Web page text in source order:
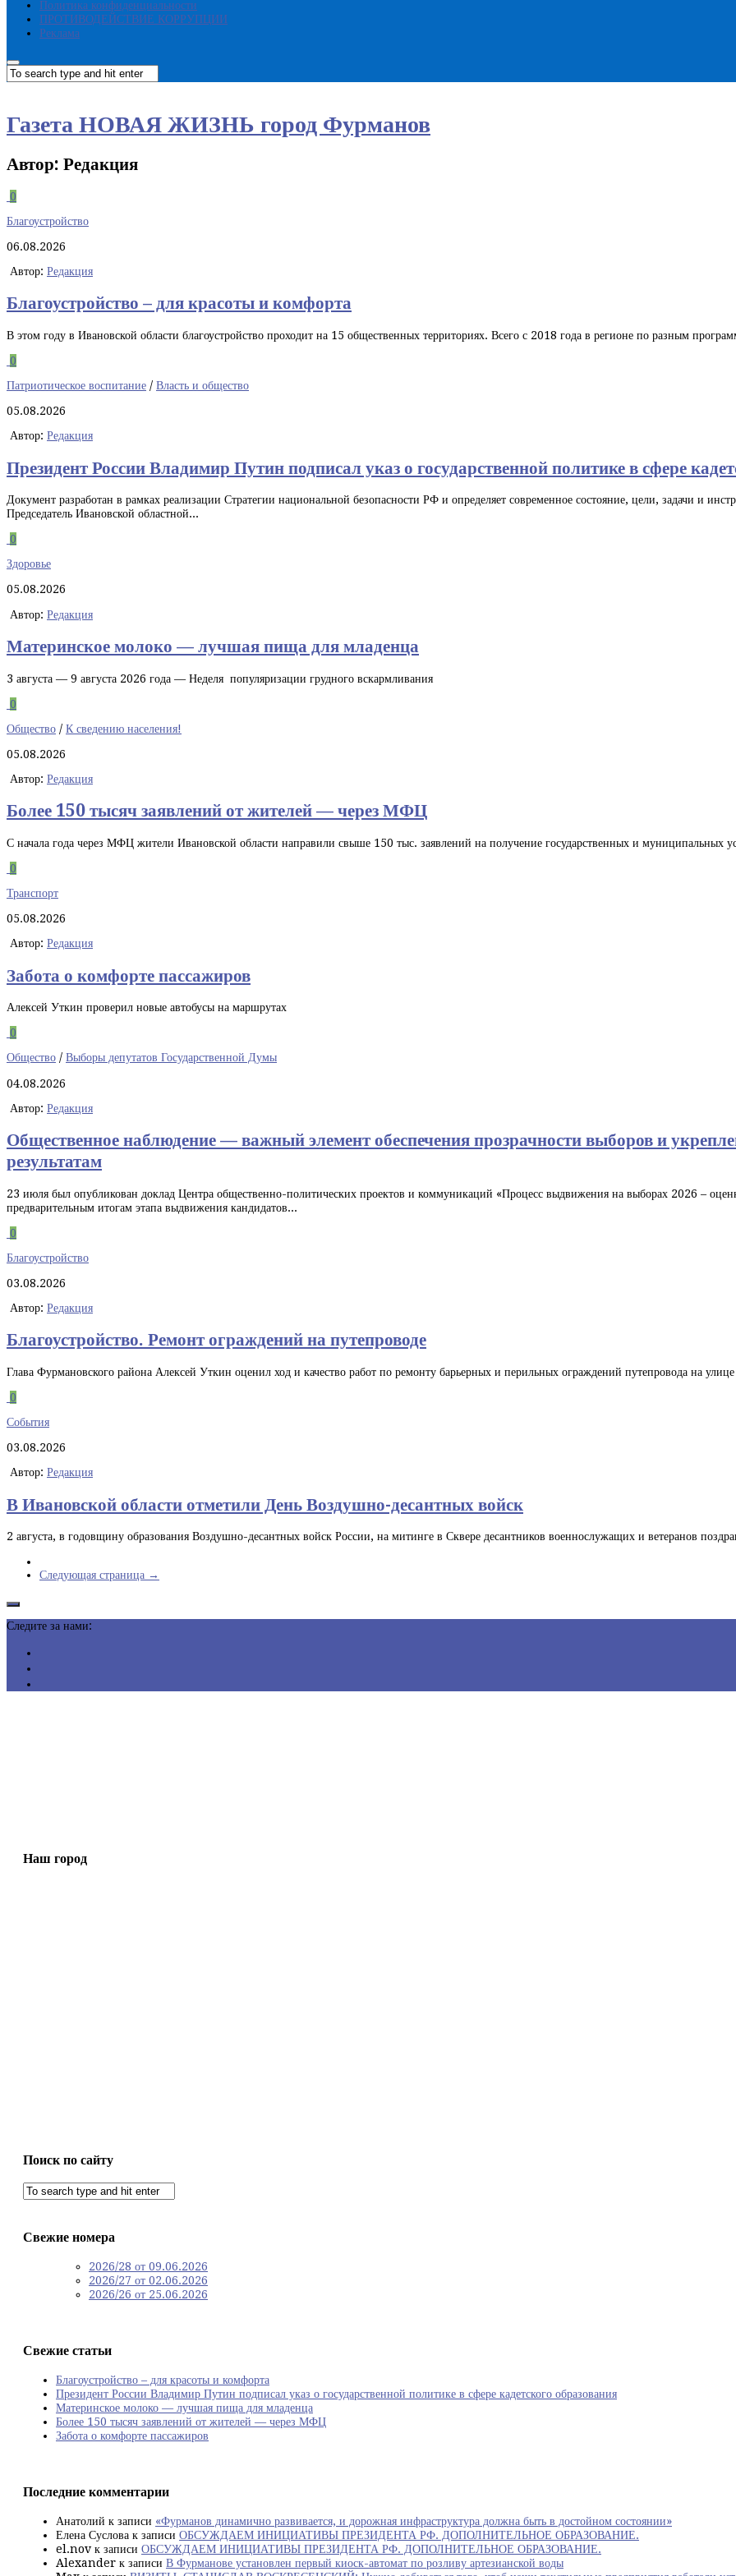
Политика конфиденциальности
ПРОТИВОДЕЙСТВИЕ КОРРУПЦИИ
Реклама
Газета НОВАЯ ЖИЗНЬ город Фурманов
Автор: Редакция
0
Благоустройство
06.08.2026
Автор: Редакция
Благоустройство – для красоты и комфорта
В этом году в Ивановской области благоустройство проходит на 15 общественных территориях. Всего с 2018 года в регионе по разным
0
Патриотическое воспитание / Власть и общество
05.08.2026
Автор: Редакция
Президент России Владимир Путин подписал указ о государственной политике в сфере
Документ разработан в рамках реализации Стратегии национальной безопасности РФ и определяет современное состояние, цели, задачи и
Председатель Ивановской областной...
0
Здоровье
05.08.2026
Автор: Редакция
Материнское молоко — лучшая пища для младенца
3 августа — 9 августа 2026 года — Неделя популяризации грудного вскармливания
0
Общество / К сведению населения!
05.08.2026
Автор: Редакция
Более 150 тысяч заявлений от жителей — через МФЦ
С начала года через МФЦ жители Ивановской области направили свыше 150 тыс. заявлений на получение государственных и муниципальных
0
Транспорт
05.08.2026
Автор: Редакция
Забота о комфорте пассажиров
Алексей Уткин проверил новые автобусы на маршрутах
0
Общество / Выборы депутатов Государственной Думы
04.08.2026
Автор: Редакция
Общественное наблюдение — важный элемент обеспечения прозрачности выборов и
результатам
23 июля был опубликован доклад Центра общественно-политических проектов и коммуникаций «Процесс выдвижения на выборах 2026 –
предварительным итогам этапа выдвижения кандидатов...
0
Благоустройство
03.08.2026
Автор: Редакция
Благоустройство. Ремонт ограждений на путепроводе
Глава Фурмановского района Алексей Уткин оценил ход и качество работ по ремонту барьерных и перильных ограждений путепровода на
0
События
03.08.2026
Автор: Редакция
В Ивановской области отметили День Воздушно-десантных войск
2 августа, в годовщину образования Воздушно-десантных войск России, на митинге в Сквере десантников военнослужащих и ветеранов
Следующая страница →
Следите за нами:
Наш город
Поиск по сайту
Свежие номера
2026/28 от 09.06.2026
2026/27 от 02.06.2026
2026/26 от 25.06.2026
Свежие статьи
Благоустройство – для красоты и комфорта
Президент России Владимир Путин подписал указ о государственной политике в сфере кадетского образования
Материнское молоко — лучшая пища для младенца
Более 150 тысяч заявлений от жителей — через МФЦ
Забота о комфорте пассажиров
Последние комментарии
Анатолий к записи «Фурманов динамично развивается, и дорожная инфраструктура должна быть в достойном состоянии»
Елена Суслова к записи ОБСУЖДАЕМ ИНИЦИАТИВЫ ПРЕЗИДЕНТА РФ. ДОПОЛНИТЕЛЬНОЕ ОБРАЗОВАНИЕ.
el.nov к записи ОБСУЖДАЕМ ИНИЦИАТИВЫ ПРЕЗИДЕНТА РФ. ДОПОЛНИТЕЛЬНОЕ ОБРАЗОВАНИЕ.
Alexander к записи В Фурманове установлен первый киоск-автомат по розливу артезианской воды